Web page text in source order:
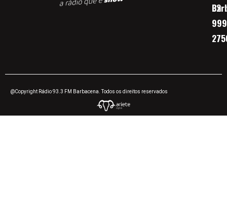
32
@Copyright Rádio 93.3 FM Barbacena. Todos os direitos reservados